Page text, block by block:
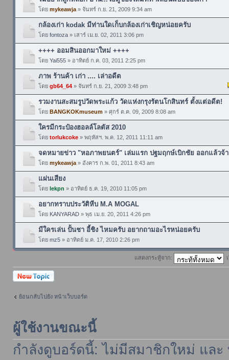
โดย mykeawja» จันทร์ ก.ย. 21, 2009 9:34 am
กล้องเก่า kodak มีท่านใดเก็บกล้องเก่าเชิญหน่อยครับ
โดย fontoza» เสาร์ เม.ย. 02, 2011 3:06 pm
++++ ออมสินออกมาใหม่ ++++
โดย Yai555» อาทิตย์ ก.ค. 03, 2011 2:25 pm
ภาพ ร้านค้า เก่า .... เล่าอดีต
โดย gb64_64» จันทร์ ก.ย. 21, 2009 3:48 pm
รวมงานสะสมรูปวัดพระแก้ว วัดแห่งกรุงรัตนโกสินทร์ ตั้งแต่อดีต!
โดย BANGKOKmuseum » ศุกร์ ต.ค. 09, 2009 8:08 am
ใครมีกระป๋องฮอลล์โลตัส 2010
โดย torlukcoke» พฤหัสฯ. พ.ค. 12, 2011 11:11 am
จดหมายข่าว "หอภาพยนตร์" เล่มแรก ปฐมฤกษ์เบิกชัย ออกแล้วจ้า
โดย mykeawja» อังคาร ก.พ. 01, 2011 8:43 am
แผ่นเสียง
โดย lekpn » อาทิตย์ ธ.ค. 19, 2010 11:05 pm
อยากทราบประวัติหีบ M.A MOGAL
โดย KANYARAD» พุธ เม.ย. 20, 2011 4:26 pm
มีใครเล่น ปั้นชา อี้ชิง ไหมครับ อยากถามอะไรหน่อยครับ
โดย mz5» อาทิตย์ ม.ค. 17, 2010 2:26 pm
แสดงกระทู้จาก:
ตั้งกระทู้ใหม่
ย้อนกลับไปยัง หน้าเว็บบอร์ด
ผู้ใช้งานขณะนี้
กำลังดูบอร์ดนี้: ไม่มีสมาชิกใหม่ แล